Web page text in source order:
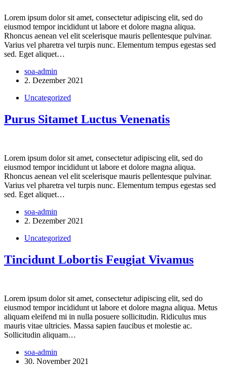
Lorem ipsum dolor sit amet, consectetur adipiscing elit, sed do
eiusmod tempor incididunt ut labore et dolore magna aliqua.
Rhoncus aenean vel elit scelerisque mauris pellentesque pulvinar.
Varius vel pharetra vel turpis nunc. Elementum tempus egestas sed
sed. Eget aliquet…
soa-admin
2. Dezember 2021
Uncategorized
Purus Sitamet Luctus Venenatis
Lorem ipsum dolor sit amet, consectetur adipiscing elit, sed do
eiusmod tempor incididunt ut labore et dolore magna aliqua.
Rhoncus aenean vel elit scelerisque mauris pellentesque pulvinar.
Varius vel pharetra vel turpis nunc. Elementum tempus egestas sed
sed. Eget aliquet…
soa-admin
2. Dezember 2021
Uncategorized
Tincidunt Lobortis Feugiat Vivamus
Lorem ipsum dolor sit amet, consectetur adipiscing elit, sed do
eiusmod tempor incididunt ut labore et dolore magna aliqua. Metus
aliquam eleifend mi in nulla posuere sollicitudin. Ridiculus mus
mauris vitae ultricies. Massa sapien faucibus et molestie ac.
Sollicitudin aliquam…
soa-admin
30. November 2021